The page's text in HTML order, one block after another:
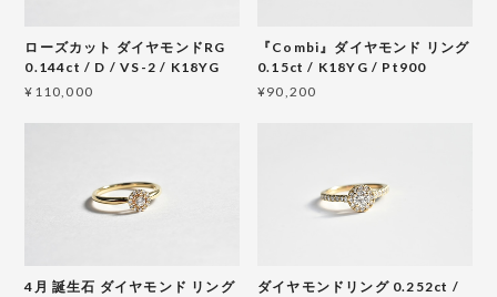
ローズカット ダイヤモンドRG
0.144ct / D / VS-2 / K18YG
¥110,000
『Combi』ダイヤモンド リング
0.15ct / K18YG / Pt900
¥90,200
4月 誕生石 ダイヤモンド リング
ダイヤモンドリング 0.252ct /